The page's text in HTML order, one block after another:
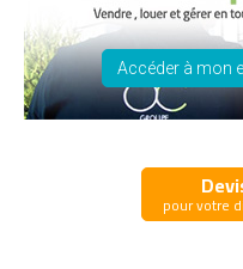
Accéder à mon
pour votre